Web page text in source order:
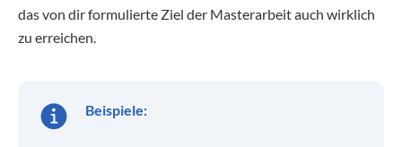
das von dir formulierte Ziel der Masterarbeit auch wirklich
zu erreichen.
Beispiele: